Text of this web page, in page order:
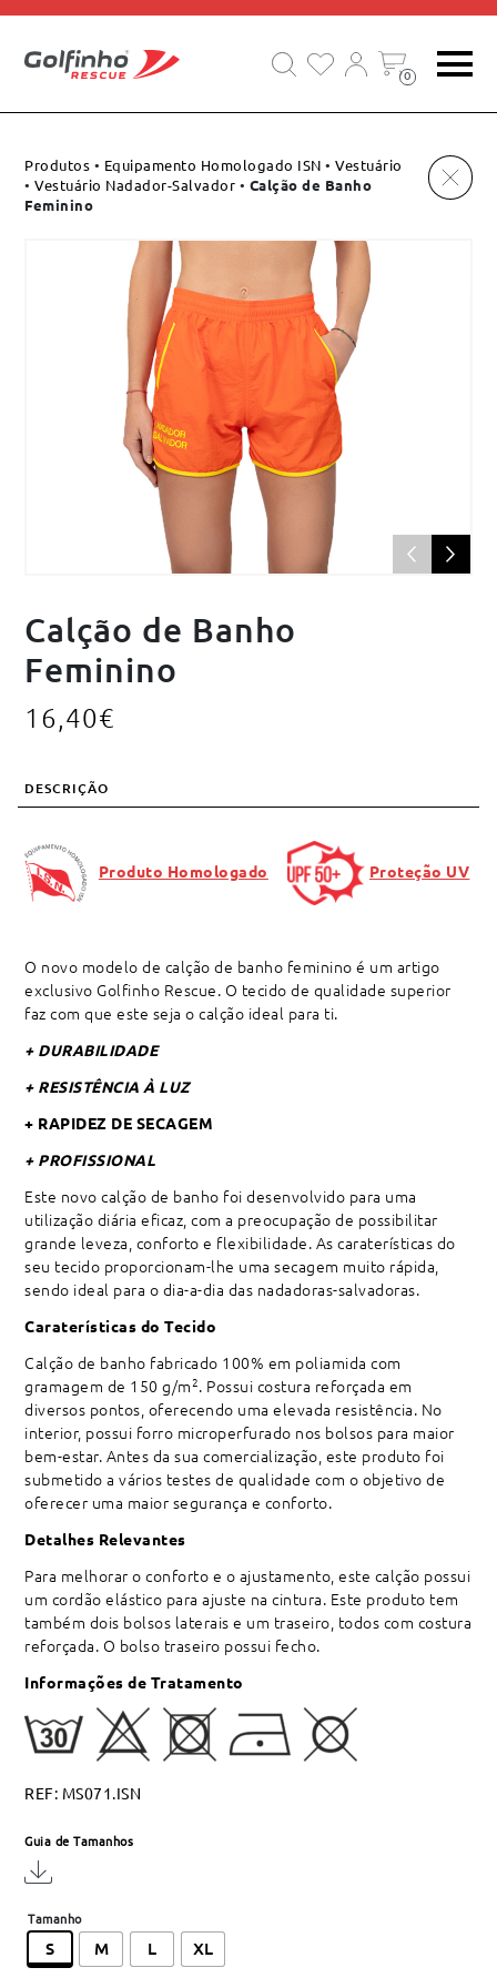
0
Produtos • Equipamento Homologado ISN •Vestuário
•Vestuário Nadador-Salvador • Calção de Banho
Feminino
Calção de Banho
Feminino
16,40€
DESCRIÇÃO
Produto Homologado Proteção UV
O novo modelo de calção de banho feminino é um artigo
exclusivo Golfinho Rescue. O tecido de qualidade superior
faz com que este seja o calção ideal para ti.
+ DURABILIDADE
+ RESISTÊNCIA À LUZ
+ RAPIDEZ DE SECAGEM
+ PROFISSIONAL
Este novo calção de banho foi desenvolvido para uma
utilização diária eficaz, com a preocupação de possibilitar
grande leveza, conforto e flexibilidade. As caraterísticas do
seu tecido proporcionam-lhe uma secagem muito rápida,
sendo ideal para o dia-a-dia das nadadoras-salvadoras.
Caraterísticas do Tecido
Calção de banho fabricado 100% em poliamida com
gramagem de 150 g/m2. Possui costura reforçada em
diversos pontos, oferecendo uma elevada resistência. No
interior, possui forro microperfurado nos bolsos para maior
bem-estar. Antes da sua comercialização, este produto foi
submetido a vários testes de qualidade com o objetivo de
oferecer uma maior segurança e conforto.
Detalhes Relevantes
Para melhorar o conforto e o ajustamento, este calção possui
um cordão elástico para ajuste na cintura. Este produto tem
também dois bolsos laterais e um traseiro, todos com costura
reforçada. O bolso traseiro possui fecho.
Informações de Tratamento
REF: MS071.ISN
Guia de Tamanhos
Tamanho
S M L XL